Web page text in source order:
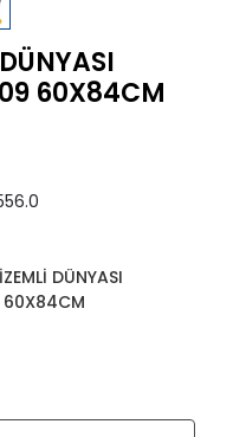
60X84CM
DÜNYASI
60X84CM